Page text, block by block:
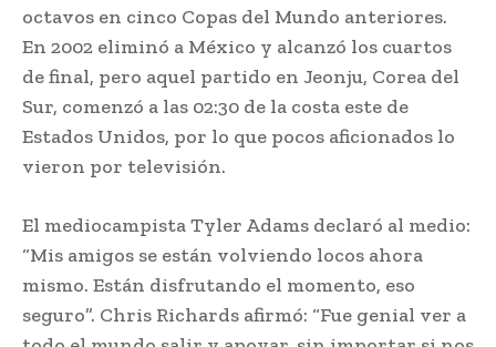
octavos en cinco Copas del Mundo anteriores.
En 2002 eliminó a México y alcanzó los cuartos
de final, pero aquel partido en Jeonju, Corea del
Sur, comenzó a las 02:30 de la costa este de
Estados Unidos, por lo que pocos aficionados lo
vieron por televisión.
El mediocampista Tyler Adams declaró al medio:
“Mis amigos se están volviendo locos ahora
mismo. Están disfrutando el momento, eso
seguro”. Chris Richards afirmó: “Fue genial ver a